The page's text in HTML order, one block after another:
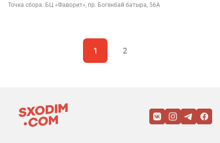
Точка сбора: БЦ «Фаворит», пр. Богенбай батыра, 56А
1 2